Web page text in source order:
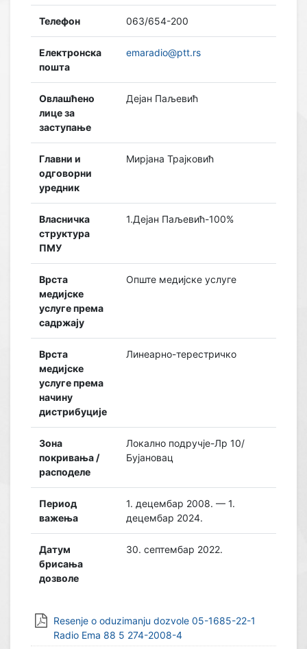
Телефон 063/654-200
Електронска
пошта
emaradio@ptt.rs
Овлашћено
лице за
заступање
Дејан Паљевић
Главни и
одговорни
уредник
Мирјана Трајковић
Власничка
структура
ПМУ
1.Дејан Паљевић-100%
Врста
медијске
услуге према
садржају
Опште медијске услуге
Врста
медијске
услуге према
начину
дистрибуције
Линеарно-терестричко
Зона
покривања /
расподеле
Локално подручје-Лр 10/
Бујановац
Период
важења
1. децембар 2008. — 1.
децембар 2024.
Датум
брисања
дозволе
30. септембар 2022.
Resenje o oduzimanju dozvole 05-1685-22-1
Radio Ema 88 5 274-2008-4